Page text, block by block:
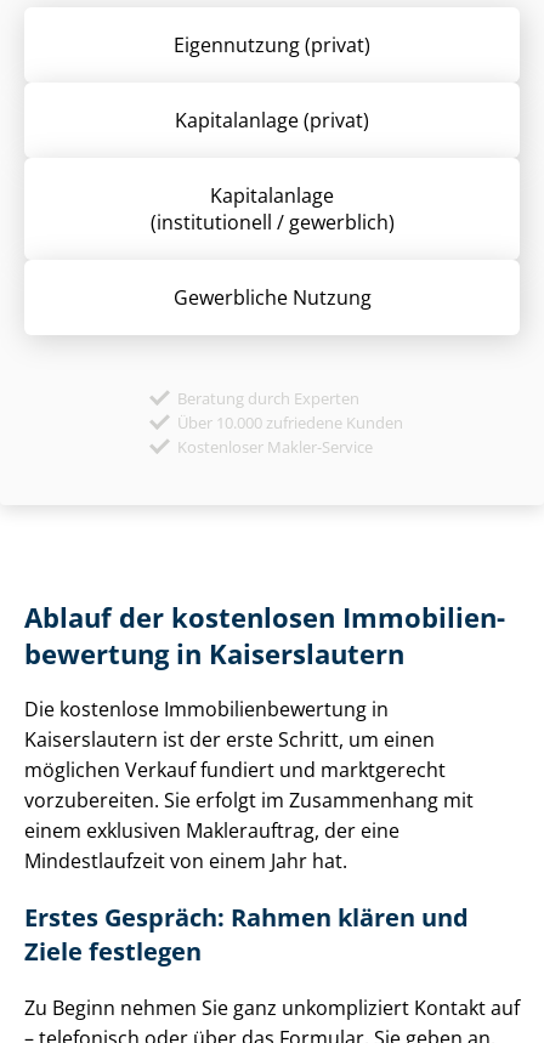
Eigennutzung (privat)
Kapitalanlage (privat)
Kapitalanlage
(institutionell / gewerblich)
Gewerbliche Nutzung
Beratung durch Experten
Über 10.000 zufriedene Kunden
Kostenloser Makler-Service
Ablauf der kostenlosen Im­mo­bi­li­en­
be­wer­tung in Kaiserslautern
Die kostenlose Im­mo­bi­li­en­be­wer­tung in
Kaiserslautern ist der erste Schritt, um einen
möglichen Verkauf fundiert und marktgerecht
vorzubereiten. Sie erfolgt im Zusammenhang mit
einem exklusiven Maklerauftrag, der eine
Mindestlaufzeit von einem Jahr hat.
Erstes Gespräch: Rahmen klären und
Ziele festlegen
Zu Beginn nehmen Sie ganz unkompliziert Kontakt auf